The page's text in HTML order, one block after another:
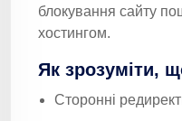
блокування сайту
хостингом.
Як зрозуміти,
Сторонні